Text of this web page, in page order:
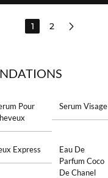
1 2
Pour
Serum Visage
Express
Eau De
Parfum Coco
De Chanel